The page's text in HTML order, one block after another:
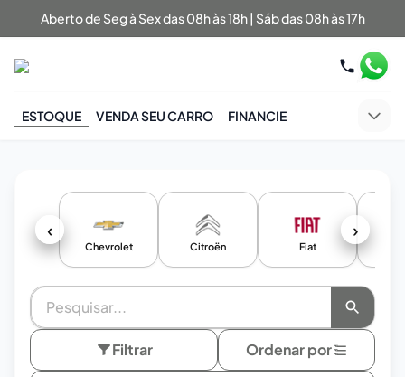
Aberto de Seg à Sex das 08h às 18h | Sáb das 08h às 17h
ESTOQUE VENDA SEU CARRO FINANCIE
‹ ›
Chevrolet Citroën Fiat
Filtrar Ordenar por